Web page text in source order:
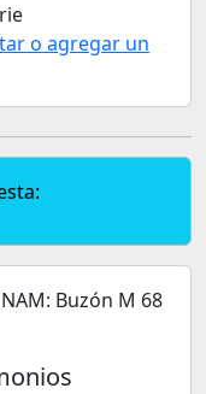
o agregar un